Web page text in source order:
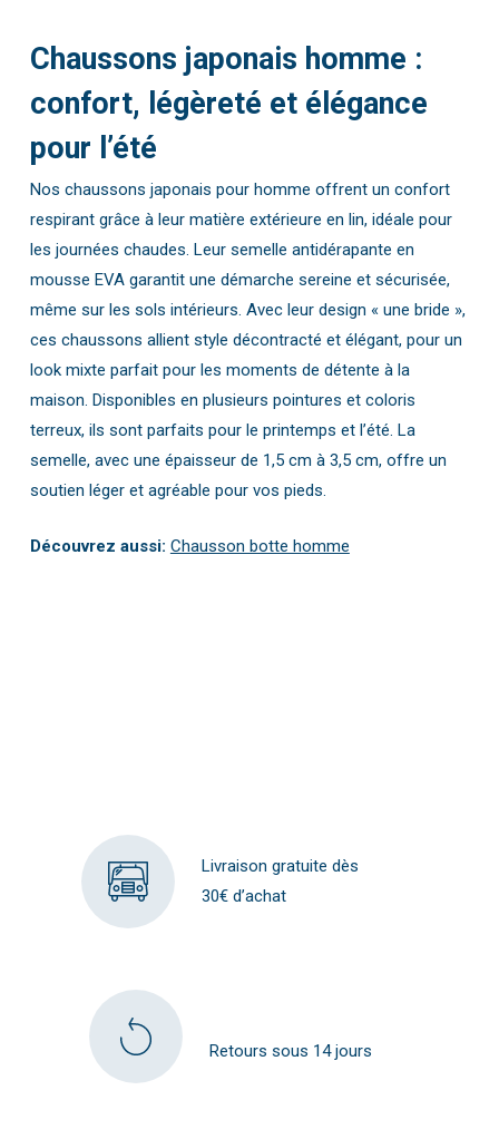
Chaussons japonais homme :
confort, légèreté et élégance
pour l’été
Nos chaussons japonais pour homme offrent un confort
respirant grâce à leur matière extérieure en lin, idéale pour
les journées chaudes. Leur semelle antidérapante en
mousse EVA garantit une démarche sereine et sécurisée,
même sur les sols intérieurs. Avec leur design « une bride »,
ces chaussons allient style décontracté et élégant, pour un
look mixte parfait pour les moments de détente à la
maison. Disponibles en plusieurs pointures et coloris
terreux, ils sont parfaits pour le printemps et l’été. La
semelle, avec une épaisseur de 1,5 cm à 3,5 cm, offre un
soutien léger et agréable pour vos pieds.
Découvrez aussi: Chausson botte homme
Livraison gratuite dès
30€ d’achat
Retours sous 14 jours